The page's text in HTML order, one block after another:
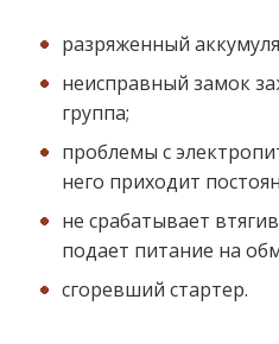
разряженный
неисправный замок
группа;
проблемы с
него приходит
не срабатывает
подает питание на
сгоревший стартер.